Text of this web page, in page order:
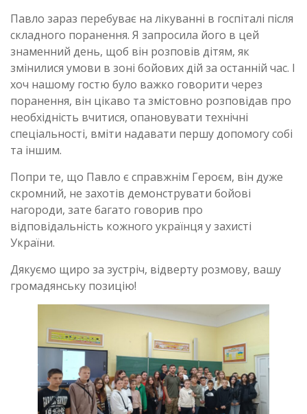
Павло зараз перебуває на лікуванні в госпіталі після
складного поранення. Я запросила його в цей
знаменний день, щоб він розповів дітям, як
змінилися умови в зоні бойових дій за останній час. І
хоч нашому гостю було важко говорити через
поранення, він цікаво та змістовно розповідав про
необхідність вчитися, опановувати технічні
спеціальності, вміти надавати першу допомогу собі
та іншим.
Попри те, що Павло є справжнім Героєм, він дуже
скромний, не захотів демонструвати бойові
нагороди, зате багато говорив про
відповідальність кожного українця у захисті
України.
Дякуємо щиро за зустріч, відверту розмову, вашу
громадянську позицію!